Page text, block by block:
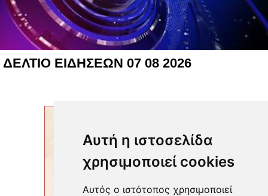
Αυτή η ιστοσελίδα
χρησιμοποιεί cookies
Αυτός ο ιστότοπος χρησιμοποιεί
ΔΕΛΤΙΟ ΕΙΔΗΣΕΩΝ 07 08 2026